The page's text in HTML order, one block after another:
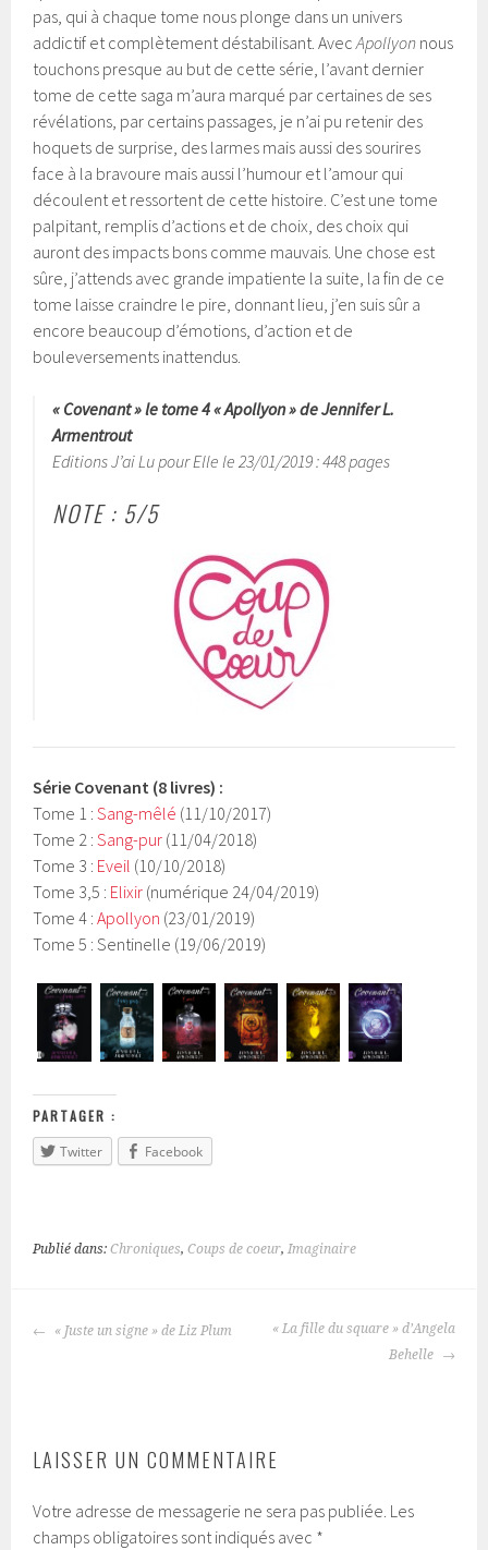
pas, qui à chaque tome nous plonge dans un univers
addictif et complètement déstabilisant. AvecApollyon nous
touchons presque au but de cette série, l’avant dernier
tome de cette saga m’aura marqué par certaines de ses
révélations, par certains passages, je n’ai pu retenir des
hoquets de surprise, des larmes mais aussi des sourires
face à la bravoure mais aussi l’humour et l’amour qui
découlent et ressortent de cette histoire. C’est une tome
palpitant, remplis d’actions et de choix, des choix qui
auront des impacts bons comme mauvais. Une chose est
sûre, j’attends avec grande impatiente la suite, la fin de ce
tome laisse craindre le pire, donnant lieu, j’en suis sûr a
encore beaucoup d’émotions, d’action et de
bouleversements inattendus.
« Covenant » le tome 4 « Apollyon » de Jennifer L.
Armentrout
Editions J’ai Lu pour Elle le 23/01/2019 : 448 pages
NOTE : 5/5
Série Covenant (8 livres) :
Tome 1 :Sang-mêlé (11/10/2017)
Tome 2 :Sang-pur (11/04/2018)
Tome 3 : Eveil (10/10/2018)
Tome 3,5 : Elixir (numérique 24/04/2019)
Tome 4 :Apollyon (23/01/2019)
Tome 5 : Sentinelle (19/06/2019)
PARTAGER :
Twitter
Facebook
Publié dans:Chroniques,Coups de coeur, Imaginaire
« Juste un signe » de Liz Plum
« La fille du square » d’Angela
Behelle
LAISSER UN COMMENTAIRE
Votre adresse de messagerie ne sera pas publiée. Les
champs obligatoires sont indiqués avec *